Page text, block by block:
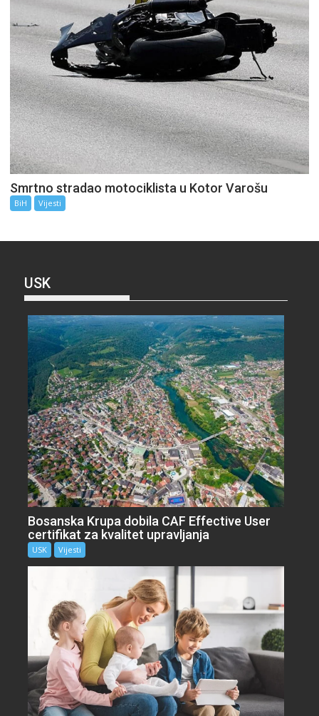
Smrtno stradao motociklista u Kotor Varošu
BiH Vijesti
USK
Bosanska Krupa dobila CAF Effective User
certifikat za kvalitet upravljanja
USK Vijesti